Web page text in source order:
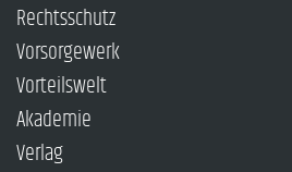
Rechtsschutz
Vorsorgewerk
Vorteilswelt
Akademie
Verlag